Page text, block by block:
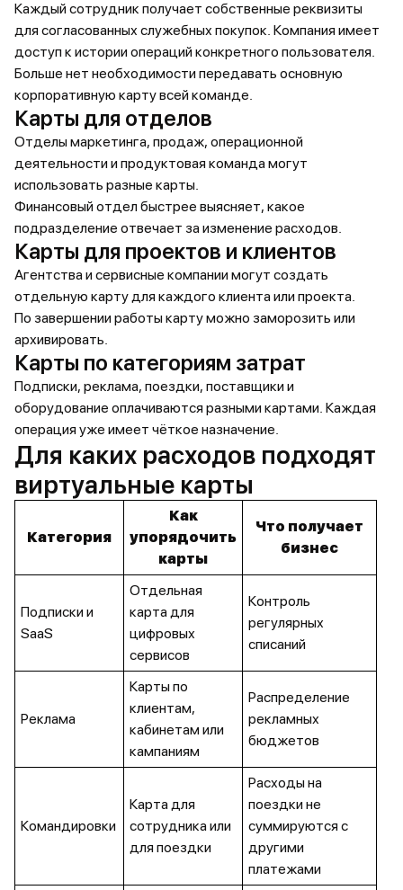
Каждый сотрудник получает собственные реквизиты
для согласованных служебных покупок. Компания имеет
доступ к истории операций конкретного пользователя.
Больше нет необходимости передавать основную
корпоративную карту всей команде.
Карты для отделов
Отделы маркетинга, продаж, операционной
деятельности и продуктовая команда могут
использовать разные карты.
Финансовый отдел быстрее выясняет, какое
подразделение отвечает за изменение расходов.
Карты для проектов и клиентов
Агентства и сервисные компании могут создать
отдельную карту для каждого клиента или проекта.
По завершении работы карту можно заморозить или
архивировать.
Карты по категориям затрат
Подписки, реклама, поездки, поставщики и
оборудование оплачиваются разными картами. Каждая
операция уже имеет чёткое назначение.
Для каких расходов подходят
виртуальные карты
Категория
Как
упорядочить
карты
Что получает
бизнес
Подписки и
SaaS
Отдельная
карта для
цифровых
сервисов
Контроль
регулярных
списаний
Реклама
Карты по
клиентам,
кабинетам или
кампаниям
Распределение
рекламных
бюджетов
Командировки
Карта для
сотрудника или
для поездки
Расходы на
поездки не
суммируются с
другими
платежами